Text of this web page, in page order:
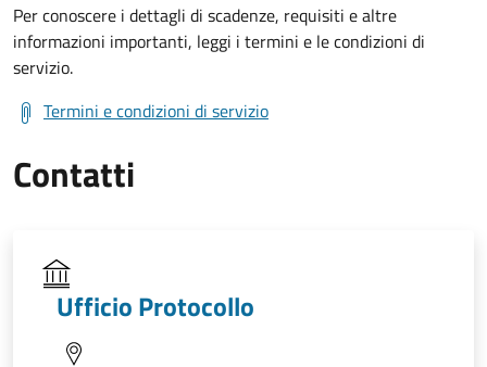
Per conoscere i dettagli di scadenze, requisiti e altre
informazioni importanti, leggi i termini e le condizioni di
servizio.
Termini e condizioni di servizio
Contatti
Ufficio Protocollo